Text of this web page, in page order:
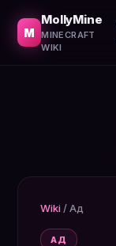
M
MollyMine
MINECRAFT
WIKI
Wiki /Ад
АД